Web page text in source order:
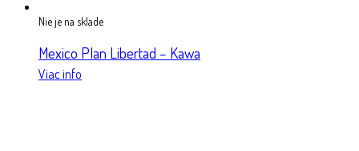
Nie je na sklade
Mexico Plan Libertad – Kawa
Viac info